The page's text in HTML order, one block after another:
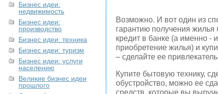
Бизнес идеи:
недвижимость
Бизнес идеи:
производство
Бизнес идеи: техника
Бизнес идеи: туризм
Бизнес идеи: услуги
населению
Великие бизнес идеи
прошлого
Возможно. И вот один из
гарантию получения жилья
кредит в банке (а именно -
приобретение жилья) и
– сделайте ее
Купите бытовую технику,
обустройство, можно ее
средств, которые вы